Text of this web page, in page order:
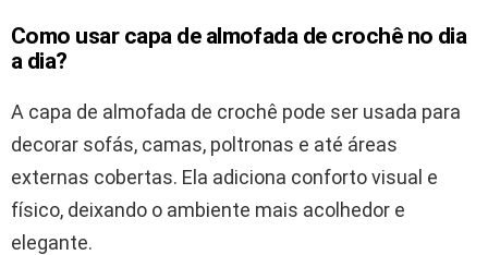
Como usar capa de almofada de crochê no dia
a dia?
A capa de almofada de crochê pode ser usada para
decorar sofás, camas, poltronas e até áreas
externas cobertas. Ela adiciona conforto visual e
físico, deixando o ambiente mais acolhedor e
elegante.